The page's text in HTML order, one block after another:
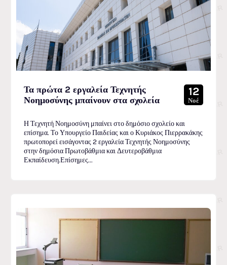
Τα πρώτα 2 εργαλεία Τεχνητής
Νοημοσύνης μπαίνουν στα σχολεία
12
Νοέ
Η Τεχνητή Νοημοσύνη μπαίνει στο δημόσιο σχολείο και
επίσημα. Το Υπουργείο Παιδείας και ο Κυριάκος Πιερρακάκης
πρωτοπορεί εισάγοντας 2 εργαλεία Τεχνητής Νοημοσύνης
στην δημόσια Πρωτοβάθμια και Δευτεροβάθμια
Εκπαίδευση.Επίσημες...